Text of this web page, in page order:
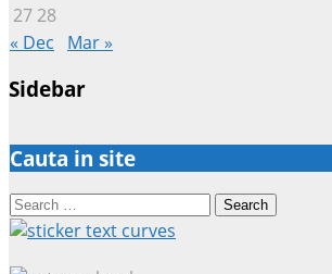
27 28
« Dec
Mar »
Sidebar
Cauta in site
Search
for: